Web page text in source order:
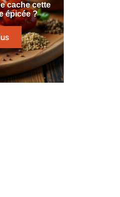
cache cette
épicée ?